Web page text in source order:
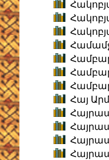
Հայ